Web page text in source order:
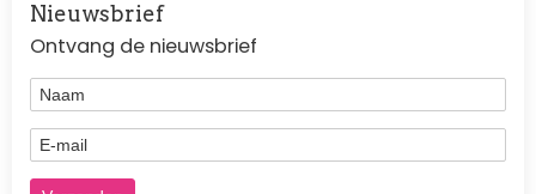
Nieuwsbrief
Ontvang de nieuwsbrief
Naam
E-mail